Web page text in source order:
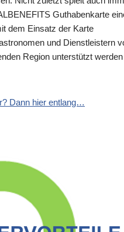
Guthabenkarte
dem Einsatz der Karte
und Dienstleistern
Region unterstützt werden
Dann hier entlang…